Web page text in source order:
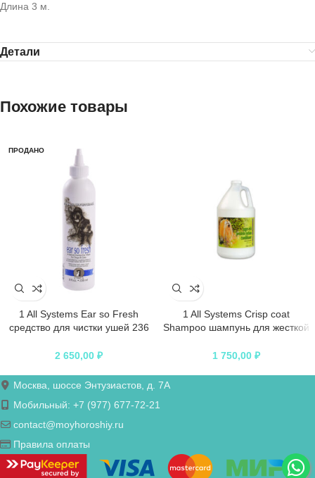
Длина 3 м.
Детали
Похожие товары
ПРОДАНО
1 All Systems Ear so Fresh
средство для чистки ушей 236
2 650,00 ₽
1 All Systems Crisp coat
Shampoo шампунь для жесткой
1 750,00 ₽
Москва, шоссе Энтузиастов, д. 7А
Мобильный: +7 (977) 677-72-21
contact@moyhoroshiy.ru
Правила оплаты